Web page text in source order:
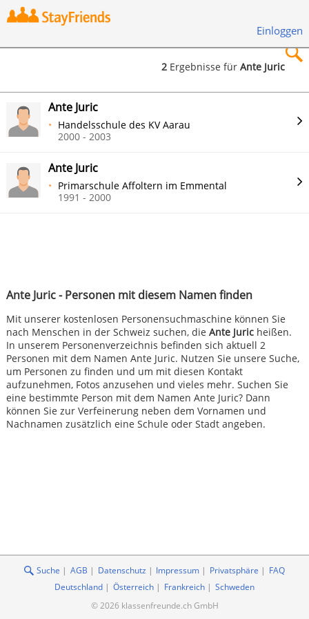
Einloggen
Suchen
2 Ergebnisse fürAnte Juric
Ante Juric - Personen mit diesem Namen finden
Mit unserer kostenlosen Personensuchmaschine können Sie
nach Menschen in der Schweiz suchen, die Ante Juricheißen.
In unserem Personenverzeichnis befinden sich aktuell 2
Personen mit dem Namen Ante Juric. Nutzen Sie unsere Suche,
um Personen zu finden und um mit diesen Kontakt
aufzunehmen, Fotos anzusehen und vieles mehr. Suchen Sie
eine bestimmte Person mit dem Namen Ante Juric? Dann
können Sie zur Verfeinerung neben dem Vornamen und
Nachnamen zusätzlich eine Schule oder Stadt angeben.
Ante Juric
Handelsschule des KV Aarau
2000 - 2003
Ante Juric
Primarschule Affoltern im Emmental
1991 - 2000
Suche AGB Datenschutz Impressum Privatsphäre
FAQ
Deutschland
Österreich Frankreich
Schweden
© 2026 klassenfreunde.ch GmbH